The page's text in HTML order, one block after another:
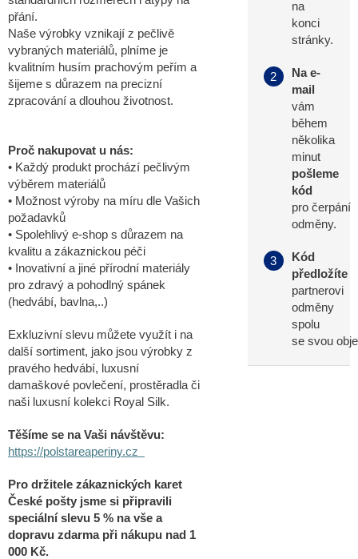
přání.
Naše výrobky vznikají z pečlivě
vybraných materiálů, plníme je
kvalitním husím prachovým peřím a
šijeme s důrazem na precizní
zpracování a dlouhou životnost.
Proč nakupovat u nás:
• Každý produkt prochází pečlivým
výběrem materiálů
• Možnost výroby na míru dle Vašich
požadavků
• Spolehlivý e-shop s důrazem na
kvalitu a zákaznickou péči
• Inovativní a jiné přírodní materiály
pro zdravý a pohodlný spánek
(hedvábí, bavlna,..)
Exkluzivní slevu můžete využít i na
další sortiment, jako jsou výrobky z
pravého hedvábí, luxusní
damaškové povlečení, prostěradla či
naši luxusní kolekci Royal Silk.
Těšíme se na Vaši návštěvu:
https://polstareaperiny.cz
Pro držitele zákaznických karet
České pošty jsme si připravili
speciální slevu 5 % na vše a
dopravu zdarma při nákupu nad 1
000 Kč.
na
konci
stránky.
2
Na e-
mail
vám
během
několika
minut
pošleme
kód
pro čerpání
odměny.
3
Kód
předložíte
partnerovi
odměny
spolu
se svou